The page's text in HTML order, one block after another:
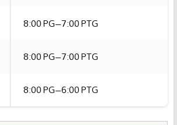
8:00 PG–7:00 PTG
8:00 PG–7:00 PTG
8:00 PG–6:00 PTG